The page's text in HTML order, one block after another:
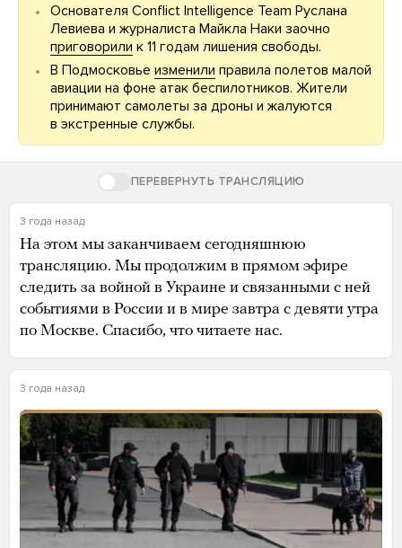
Основателя Conflict Intelligence Team Руслана
Левиева и журналиста Майкла Наки заочно
приговорили к 11 годам лишения свободы.
В Подмосковье изменили правила полетов малой
авиации на фоне атак беспилотников. Жители
принимают самолеты за дроны и жалуются
в экстренные службы.
ПЕРЕВЕРНУТЬ ТРАНСЛЯЦИЮ
3 года назад
На этом мы заканчиваем сегодняшнюю
трансляцию. Мы продолжим в прямом эфире
следить за войной в Украине и связанными с ней
событиями в России и в мире завтра с девяти утра
по Москве. Спасибо, что читаете нас.
3 года назад